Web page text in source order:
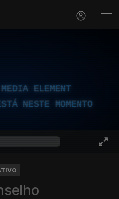
ELEMENT
NESTE MOMENTO